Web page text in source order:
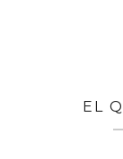
EL